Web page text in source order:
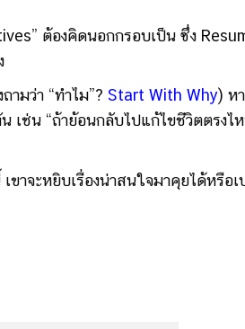
ต้องคิดนอกกรอบเป็น ซึ่ง
ามว่า “ทำไม”?Start With Why) ห
เช่น “ถ้าย้อนกลับไปแก้ไขชีวิตตรงไ
าจะหยิบเรื่องน่าสนใจมาคุยได้หรือเ